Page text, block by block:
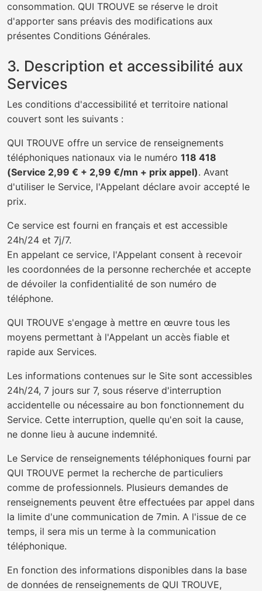
consommation. QUI TROUVE se réserve le droit
d'apporter sans préavis des modifications aux
présentes Conditions Générales.
3. Description et accessibilité aux
Services
Les conditions d'accessibilité et territoire national
couvert sont les suivants :
QUI TROUVE offre un service de renseignements
téléphoniques nationaux via le numéro 118 418
(Service 2,99 € + 2,99 €/mn + prix appel). Avant
d'utiliser le Service, l'Appelant déclare avoir accepté le
prix.
Ce service est fourni en français et est accessible
24h/24 et 7j/7.
En appelant ce service, l'Appelant consent à recevoir
les coordonnées de la personne recherchée et accepte
de dévoiler la confidentialité de son numéro de
téléphone.
QUI TROUVE s'engage à mettre en œuvre tous les
moyens permettant à l'Appelant un accès fiable et
rapide aux Services.
Les informations contenues sur le Site sont accessibles
24h/24, 7 jours sur 7, sous réserve d'interruption
accidentelle ou nécessaire au bon fonctionnement du
Service. Cette interruption, quelle qu'en soit la cause,
ne donne lieu à aucune indemnité.
Le Service de renseignements téléphoniques fourni par
QUI TROUVE permet la recherche de particuliers
comme de professionnels. Plusieurs demandes de
renseignements peuvent être effectuées par appel dans
la limite d'une communication de 7min. A l'issue de ce
temps, il sera mis un terme à la communication
téléphonique.
En fonction des informations disponibles dans la base
de données de renseignements de QUI TROUVE,